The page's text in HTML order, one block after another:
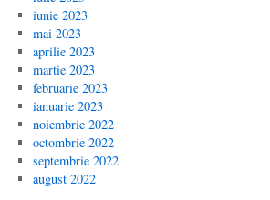
iunie 2023
mai 2023
aprilie 2023
martie 2023
februarie 2023
ianuarie 2023
noiembrie 2022
octombrie 2022
septembrie 2022
august 2022